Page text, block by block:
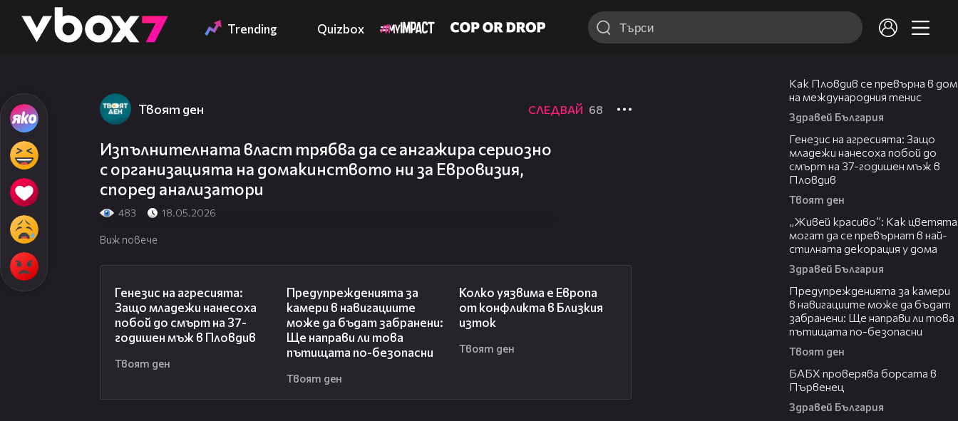
👾 Trending Quizbox
Твоят ден СЛЕДВАЙ 68
Изпълнителната власт трябва да се ангажира сериозно
с организацията на домакинството ни за Евровизия,
според анализатори
483 18.05.2026
Виж повече
Генезис на агресията:
Защо младежи нанесоха
побой до смърт на 37-
годишен мъж в Пловдив
Твоят ден
Предупрежденията за
камери в навигациите
може да бъдат забранени:
Ще направи ли това
пътищата по-безопасни
Твоят ден
Колко уязвима е Европа
от конфликта в Близкия
изток
Твоят ден
Как Пловдив се превърна в дом
на международния тенис
Здравей България
Генезис на агресията: Защо
младежи нанесоха побой до
смърт на 37-годишен мъж в
Пловдив
Твоят ден
„Живей красиво”: Как цветята
могат да се превърнат в най-
стилната декорация у дома
Здравей България
Предупрежденията за камери
в навигациите може да бъдат
забранени: Ще направи ли това
пътищата по-безопасни
Твоят ден
БАБХ проверява борсата в
Първенец
Здравей България